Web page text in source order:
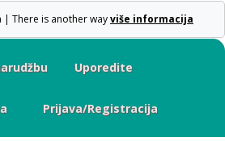
| There is another wayviše informacija
Uporedite
Prijava/Registracija